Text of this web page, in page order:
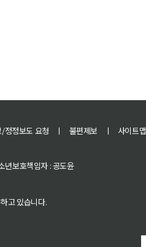
정정보도 요청 ㅣ 불편제보 ㅣ
사이트맵
년보호책임자 : 공도윤
고 있습니다.